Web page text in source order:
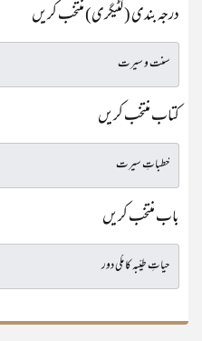
درجہ بندی (کٹیگری) منتخب کریں
کتاب منتخب کریں
باب منتخب کریں